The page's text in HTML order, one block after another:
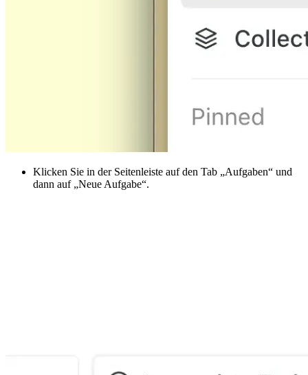
Klicken Sie in der Seitenleiste auf den Tab „Aufgaben“ und
dann auf „Neue Aufgabe“.